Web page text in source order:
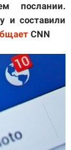
послании.
и составили
CNN